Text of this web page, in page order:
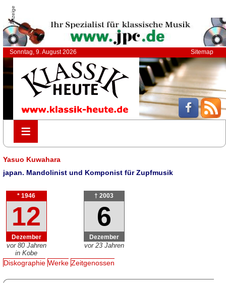
Anzeige
Sonntag, 9. August 2026 Sitemap
≡
≡
Yasuo Kuwahara
japan. Mandolinist und Komponist für Zupfmusik
* 1946
12
Dezember
vor 80 Jahren
in Kobe
† 2003
6
Dezember
vor 23 Jahren
Diskographie Werke Zeitgenossen